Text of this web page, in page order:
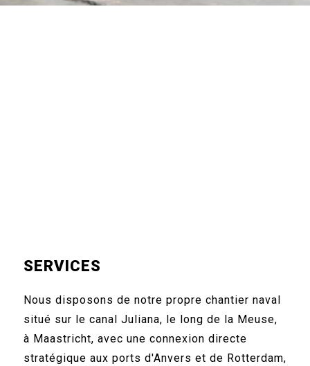
SERVICES
Nous disposons de notre propre chantier naval
situé sur le canal Juliana, le long de la Meuse,
à Maastricht, avec une connexion directe
stratégique aux ports d'Anvers et de Rotterdam,